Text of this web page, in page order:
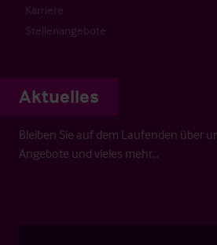
Karriere
Stellenangebote
Aktuelles
Bleiben Sie auf dem Laufenden über
Angebote und vieles mehr…